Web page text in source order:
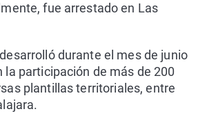
fue arrestado en Las
durante el mes de junio
la participación de más de 200
plantillas territoriales, entre